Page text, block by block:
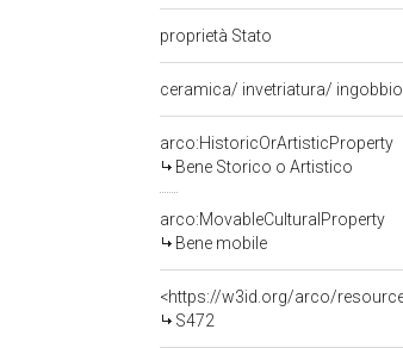
proprietà Stato
ceramica/ invetriatura/
arco:HistoricOrArtisticProperty
Bene Storico o Artistico
arco:MovableCulturalProperty
Bene mobile
<https://w3id.org/arco/
S472